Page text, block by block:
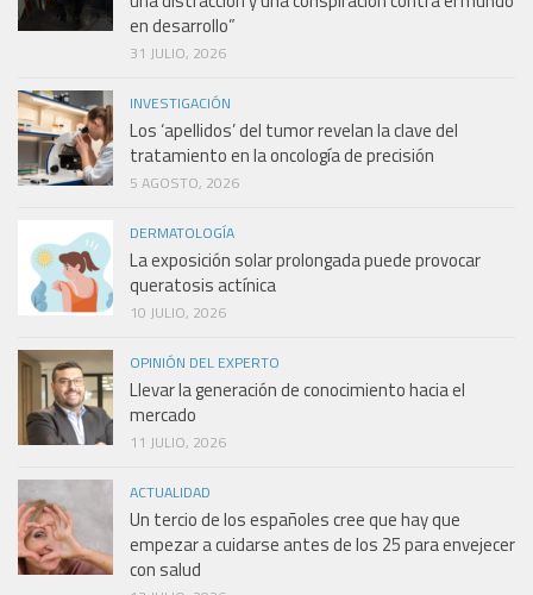
en desarrollo”
31 JULIO, 2026
INVESTIGACIÓN
Los ‘apellidos’ del tumor revelan la clave del
tratamiento en la oncología de precisión
5 AGOSTO, 2026
DERMATOLOGÍA
La exposición solar prolongada puede provocar
queratosis actínica
10 JULIO, 2026
OPINIÓN DEL EXPERTO
Llevar la generación de conocimiento hacia el
mercado
11 JULIO, 2026
ACTUALIDAD
Un tercio de los españoles cree que hay que
empezar a cuidarse antes de los 25 para envejecer
con salud